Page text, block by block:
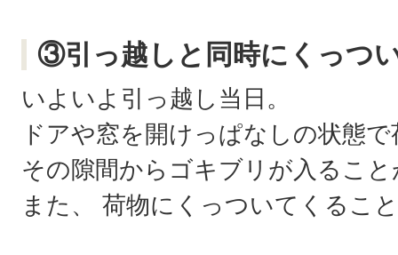
③引っ越しと同時にくっつ
いよいよ引っ越し当日。
ドアや窓を開けっぱなしの状態
その隙間からゴキブリが入るこ
また、 荷物にくっついてくるこ